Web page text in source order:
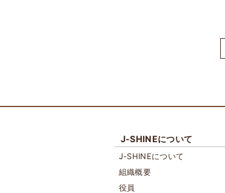
J-SHINEについて
J-SHINEについて
組織概要
役員